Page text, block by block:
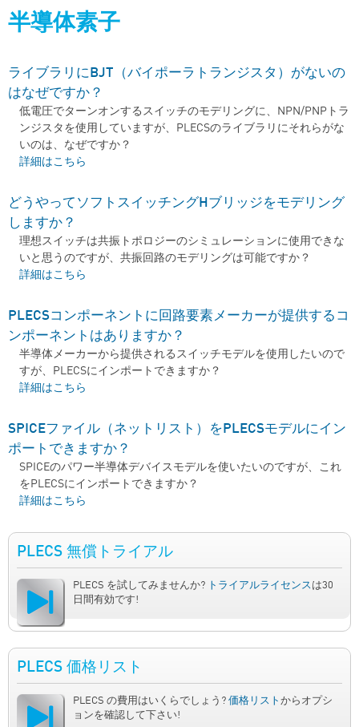
半導体素子
ライブラリにBJT（バイポーラトランジスタ）がないの
はなぜですか？
低電圧でターンオンするスイッチのモデリングに、NPN/PNPトラ
ンジスタを使用していますが、PLECSのライブラリにそれらがな
いのは、なぜですか？
ライブラリにBJT（バイポーラトランジスタ）がないのはなぜです
詳細はこちら
どうやってソフトスイッチングHブリッジをモデリング
しますか？
理想スイッチは共振トポロジーのシミュレーションに使用できな
いと思うのですが、共振回路のモデリングは可能ですか？
どうやってソフトスイッチングHブリッジをモデリングしますか？
詳細はこちら
PLECSコンポーネントに回路要素メーカーが提供するコ
ンポーネントはありますか？
半導体メーカーから提供されるスイッチモデルを使用したいので
すが、PLECSにインポートできますか？
PLECSコンポーネントに回路要素メーカーが提供するコンポーネン
詳細はこちら
SPICEファイル（ネットリスト）をPLECSモデルにイン
ポートできますか？
SPICEのパワー半導体デバイスモデルを使いたいのですが、これ
をPLECSにインポートできますか？
SPICEファイル（ネットリスト）をPLECSモデルにインポートでき
詳細はこちら
PLECS 無償トライアル
PLECS を試してみませんか? トライアルライセンスは30
日間有効です!
PLECS 価格リスト
PLECS の費用はいくらでしょう? 価格リスト からオプシ
ョンを確認して下さい!